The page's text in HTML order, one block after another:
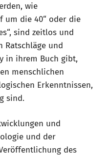
wie
um die 40“ oder die
sind zeitlos und
Ratschläge und
in ihrem Buch gibt,
menschlichen
Erkenntnissen,
sind.
und
und der
des